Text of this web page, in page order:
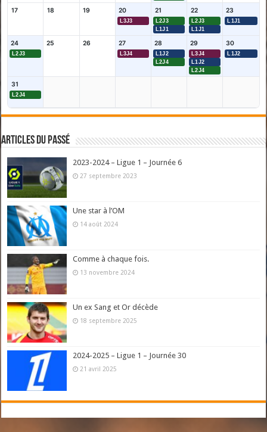
17 18 19 20
L3J3
21
L2J3
L1J1
22
L2J3
L1J1
23
L1J1
24
L2J3
25 26 27
L3J4
28
L1J2
L2J4
29
L3J4
L1J2
L2J4
30
L1J2
31
L2J4
Articles du passé
2023-2024 – Ligue 1 – Journée 6
27 septembre 2023
Une star à l’OM
14 août 2024
Comme à chaque fois.
13 novembre 2024
Un ex Sang et Or décède
18 septembre 2025
2024-2025 – Ligue 1 – Journée 30
21 avril 2025